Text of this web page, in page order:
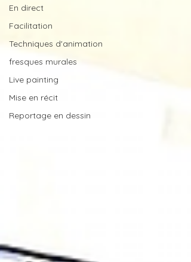
En direct
Facilitation
Techniques d'animation
fresques murales
Live painting
Mise en récit
Reportage en dessin